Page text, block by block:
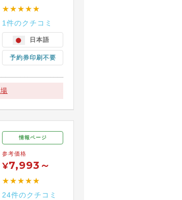
★★★★★
1件のクチコミ
日本語
予約券印刷不要
情報ページ
参考価格
¥7,993～
★★★★★
24件のクチコミ